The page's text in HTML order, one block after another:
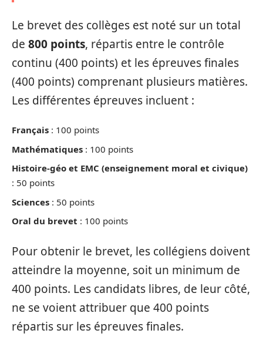
Le brevet des collèges est noté sur un total
de 800 points, répartis entre le contrôle
continu (400 points) et les épreuves finales
(400 points) comprenant plusieurs matières.
Les différentes épreuves incluent :
Français : 100 points
Mathématiques : 100 points
Histoire-géo et EMC (enseignement moral et civique)
: 50 points
Sciences : 50 points
Oral du brevet : 100 points
Pour obtenir le brevet, les collégiens doivent
atteindre la moyenne, soit un minimum de
400 points. Les candidats libres, de leur côté,
ne se voient attribuer que 400 points
répartis sur les épreuves finales.